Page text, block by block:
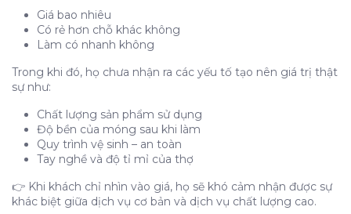
5. Hệ quả khi khách không hiểu giá trị dịch vụ
6. Giải pháp: giúp khách “nhìn thấy” giá trị thay vì
✔️ Minh bạch quy trình
✔️ Xây dựng trải nghiệm dịch vụ
Giá bao nhiêu
Có rẻ hơn chỗ khác không
Làm có nhanh không
Trong khi đó, họ chưa nhận ra các yếu tố tạo nên giá trị thật
sự như:
Chất lượng sản phẩm sử dụng
Độ bền của móng sau khi làm
Quy trình vệ sinh – an toàn
Tay nghề và độ tỉ mỉ của thợ
👉 Khi khách chỉ nhìn vào giá, họ sẽ khó cảm nhận được sự
khác biệt giữa dịch vụ cơ bản và dịch vụ chất lượng cao.